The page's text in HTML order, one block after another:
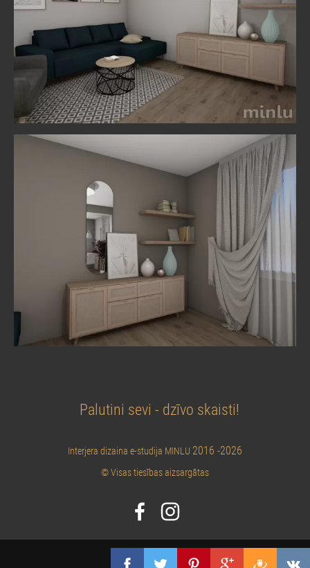
Palutini sevi - dzīvo skaisti!
Interjera dizaina e-studija MINLU 2016 -2026
© Visas tiesības aizsargātas